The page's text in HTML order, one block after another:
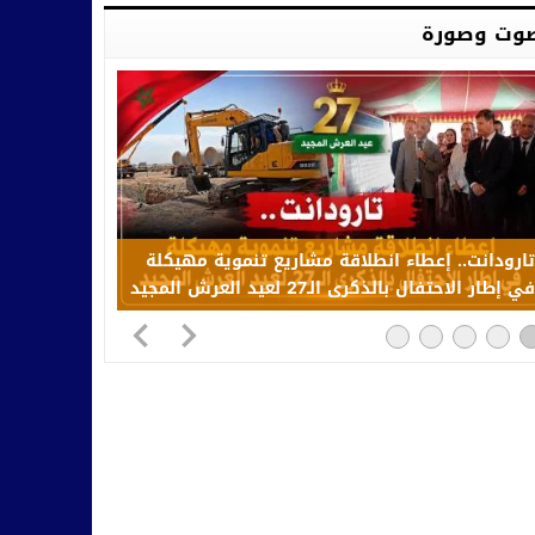
وصورة
تارودانت.. إعطاء انطلاقة مشاريع تنموية مهيكلة
في إطار الاحتفال بالذكرى الـ27 لعيد العرش المجيد